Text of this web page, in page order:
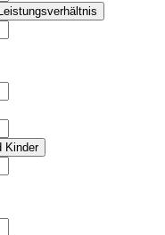
Kinder